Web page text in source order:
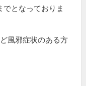
となっておりま
風邪症状のある方